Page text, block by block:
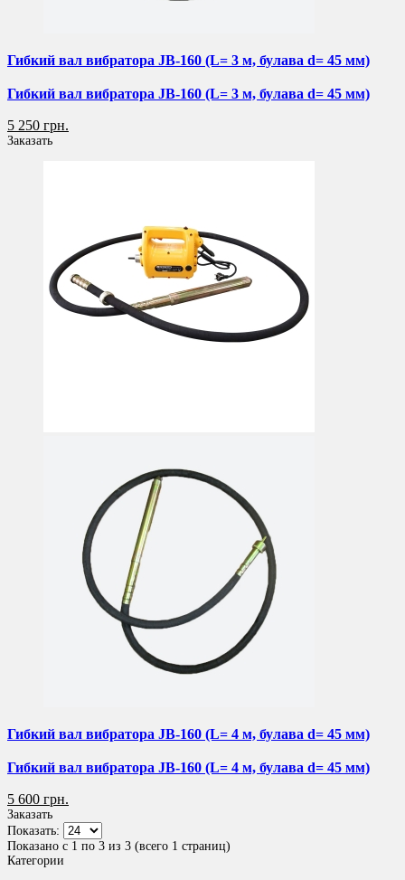
Гибкий вал вибратора JB-160 (L= 3 м, булава d= 45 мм)
Гибкий вал вибратора JB-160 (L= 3 м, булава d= 45 мм)
5 250 грн.
Заказать
Гибкий вал вибратора JB-160 (L= 4 м, булава d= 45 мм)
Гибкий вал вибратора JB-160 (L= 4 м, булава d= 45 мм)
5 600 грн.
Заказать
Показать:
Показано с 1 по 3 из 3 (всего 1 страниц)
Категории